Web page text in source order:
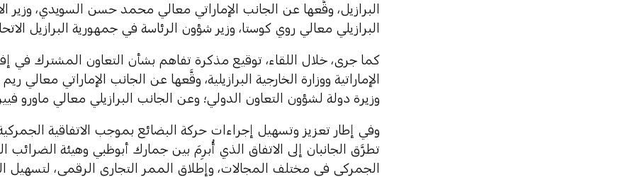
البرازيل، وقَّعها عن الجانب الإماراتي معالي محمد حسن السويدي، وزير
البرازيلي معالي روي كوستا، وزير شؤون الرئاسة في جمهورية البرازيل
كما جرى، خلال اللقاء، توقيع مذكرة تفاهم بشأن التعاون المشترك في
الإماراتية ووزارة الخارجية البرازيلية، وقَّعها عن الجانب الإماراتي معالي
وزيرة دولة لشؤون التعاون الدولي؛ وعن الجانب البرازيلي معالي ماورو
وفي إطار تعزيز وتسهيل إجراءات حركة البضائع بموجب الاتفاقية
تطرَّق الجانبان إلى الاتفاق الذي أُبرِمَ بين جمارك أبوظبي وهيئة الضرائب
الجمركي في مختلف المجالات، وإطلاق الممر التجاري الرقمي، لتسهيل